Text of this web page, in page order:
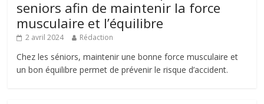
seniors afin de maintenir la force
musculaire et l’équilibre
2 avril 2024 Rédaction
Chez les séniors, maintenir une bonne force musculaire et
un bon équilibre permet de prévenir le risque d’accident.